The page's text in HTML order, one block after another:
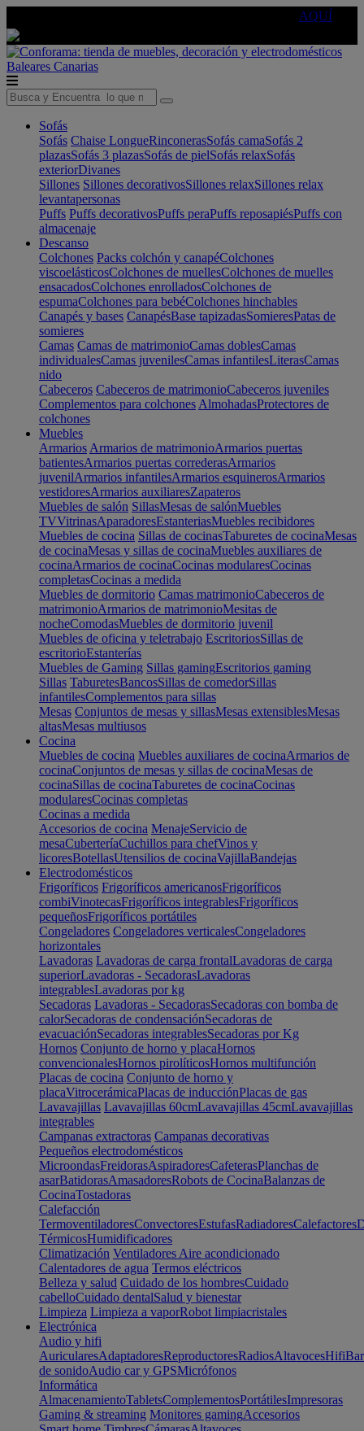
AQUÍ
Baleares Canarias
Sofás
Sofás Chaise LongueRinconerasSofás camaSofás 2
plazasSofás 3 plazasSofás de pielSofás relaxSofás
exteriorDivanes
Sillones Sillones decorativosSillones relaxSillones relax
levantapersonas
Puffs Puffs decorativosPuffs peraPuffs reposapiésPuffs con
almacenaje
Descanso
Colchones Packs colchón y canapéColchones
viscoelásticosColchones de muellesColchones de muelles
ensacadosColchones enrolladosColchones de
espumaColchones para bebéColchones hinchables
Canapés y bases CanapésBase tapizadasSomieresPatas de
somieres
Camas Camas de matrimonioCamas doblesCamas
individualesCamas juvenilesCamas infantilesLiterasCamas
nido
Cabeceros Cabeceros de matrimonioCabeceros juveniles
Complementos para colchones AlmohadasProtectores de
colchones
Muebles
Armarios Armarios de matrimonioArmarios puertas
batientesArmarios puertas correderasArmarios
juvenilArmarios infantilesArmarios esquinerosArmarios
vestidoresArmarios auxiliaresZapateros
Muebles de salón SillasMesas de salónMuebles
TVVitrinasAparadoresEstanteriasMuebles recibidores
Muebles de cocina Sillas de cocinasTaburetes de cocinaMesas
de cocinaMesas y sillas de cocinaMuebles auxiliares de
cocinaArmarios de cocinaCocinas modularesCocinas
completasCocinas a medida
Muebles de dormitorio Camas matrimonioCabeceros de
matrimonioArmarios de matrimonioMesitas de
nocheComodasMuebles de dormitorio juvenil
Muebles de oficina y teletrabajo EscritoriosSillas de
escritorioEstanterías
Muebles de Gaming Sillas gamingEscritorios gaming
Sillas TaburetesBancosSillas de comedorSillas
infantilesComplementos para sillas
Mesas Conjuntos de mesas y sillasMesas extensiblesMesas
altasMesas multiusos
Cocina
Muebles de cocina Muebles auxiliares de cocinaArmarios de
cocinaConjuntos de mesas y sillas de cocinaMesas de
cocinaSillas de cocinaTaburetes de cocinaCocinas
modularesCocinas completas
Cocinas a medida
Accesorios de cocina MenajeServicio de
mesaCuberteríaCuchillos para chefVinos y
licoresBotellasUtensilios de cocinaVajillaBandejas
Electrodomésticos
Frigoríficos Frigoríficos americanosFrigoríficos
combiVinotecasFrigoríficos integrablesFrigoríficos
pequeñosFrigoríficos portátiles
Congeladores Congeladores verticalesCongeladores
horizontales
Lavadoras Lavadoras de carga frontalLavadoras de carga
superiorLavadoras - SecadorasLavadoras
integrablesLavadoras por kg
Secadoras Lavadoras - SecadorasSecadoras con bomba de
calorSecadoras de condensaciónSecadoras de
evacuaciónSecadoras integrablesSecadoras por Kg
Hornos Conjunto de horno y placaHornos
convencionalesHornos pirolíticosHornos multifunción
Placas de cocina Conjunto de horno y
placaVitrocerámicaPlacas de inducciónPlacas de gas
Lavavajillas Lavavajillas 60cmLavavajillas 45cmLavavajillas
integrables
Campanas extractoras Campanas decorativas
Pequeños electrodomésticos
MicroondasFreidorasAspiradoresCafeterasPlanchas de
asarBatidorasAmasadoresRobots de CocinaBalanzas de
CocinaTostadoras
Calefacción
TermoventiladoresConvectoresEstufasRadiadoresCalefactores
TérmicosHumidificadores
Climatización Ventiladores Aire acondicionado
Calentadores de agua Termos eléctricos
Belleza y salud Cuidado de los hombresCuidado
cabelloCuidado dentalSalud y bienestar
Limpieza Limpieza a vaporRobot limpiacristales
Electrónica
Audio y hifi
AuricularesAdaptadoresReproductoresRadiosAltavocesHifi
de sonidoAudio car y GPSMicrófonos
Informática
AlmacenamientoTabletsComplementosPortátilesImpresoras
Gaming & streaming Monitores gamingAccesorios